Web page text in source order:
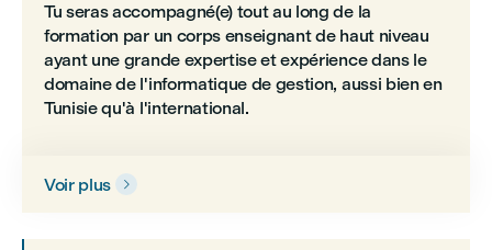
Tu seras accompagné(e) tout au long de la
formation par un corps enseignant de haut niveau
ayant une grande expertise et expérience dans le
domaine de l'informatique de gestion, aussi bien en
Tunisie qu'à l'international.
Voir plus 